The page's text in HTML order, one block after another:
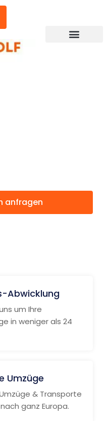
anfragen
Abwicklung
um Ihre
in weniger als 24
Umzüge
& Transporte
ganz Europa.